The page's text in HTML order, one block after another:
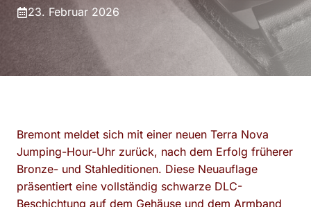
23. Februar 2026
Bremont meldet sich mit einer neuen Terra Nova
Jumping-Hour-Uhr zurück, nach dem Erfolg früherer
Bronze- und Stahleditionen. Diese Neuauflage
präsentiert eine vollständig schwarze DLC-
Beschichtung auf dem Gehäuse und dem Armband